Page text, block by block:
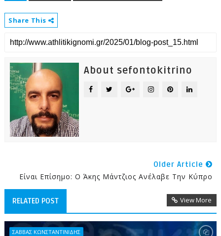
Share This
About sefontokitrino
Older Article
Είναι Επίσημο: Ο Άκης Μάντζιος Ανέλαβε Την Κύπρο
RELATED POST View More
ΣΑΒΒΑΣ ΚΩΝΣΤΑΝΤΙΝΙΔΗΣ